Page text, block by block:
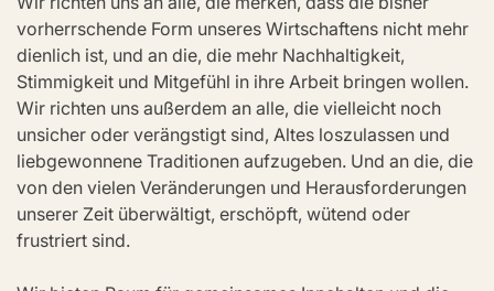
vorherrschende Form unseres Wirtschaftens nicht mehr
dienlich ist, und an die, die mehr Nachhaltigkeit,
Stimmigkeit und Mitgefühl in ihre Arbeit bringen wollen.
Wir richten uns außerdem an alle, die vielleicht noch
unsicher oder verängstigt sind, Altes loszulassen und
liebgewonnene Traditionen aufzugeben. Und an die, die
von den vielen Veränderungen und Herausforderungen
unserer Zeit überwältigt, erschöpft, wütend oder
frustriert sind.